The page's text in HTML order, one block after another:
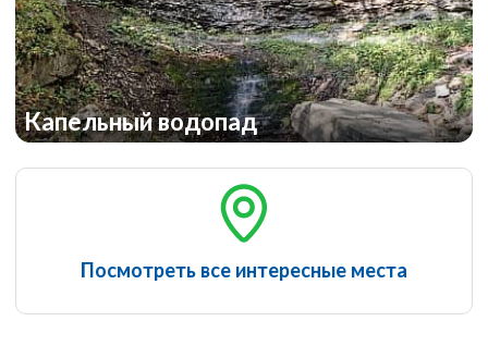
Капельный водопад
Посмотреть все интересные места